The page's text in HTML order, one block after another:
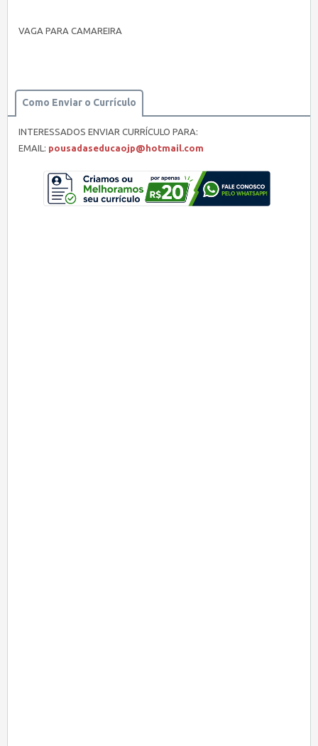
VAGA PARA CAMAREIRA
Como Enviar o Currículo
INTERESSADOS ENVIAR CURRÍCULO PARA:
EMAIL: pousadaseducaojp@hotmail.com